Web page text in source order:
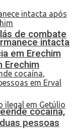
de combate
Erechim
intacta
em Erechim
cocaína,
pessoas